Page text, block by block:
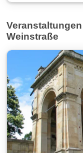
Weinstraße